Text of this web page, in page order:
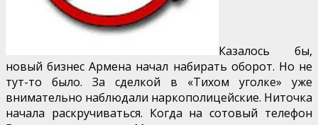
Казалось бы,
новый бизнес Армена начал набирать оборот. Но не
тут-то было. За сделкой в «Тихом уголке» уже
внимательно наблюдали наркополицейские. Ниточка
начала раскручиваться. Когда на сотовый телефон